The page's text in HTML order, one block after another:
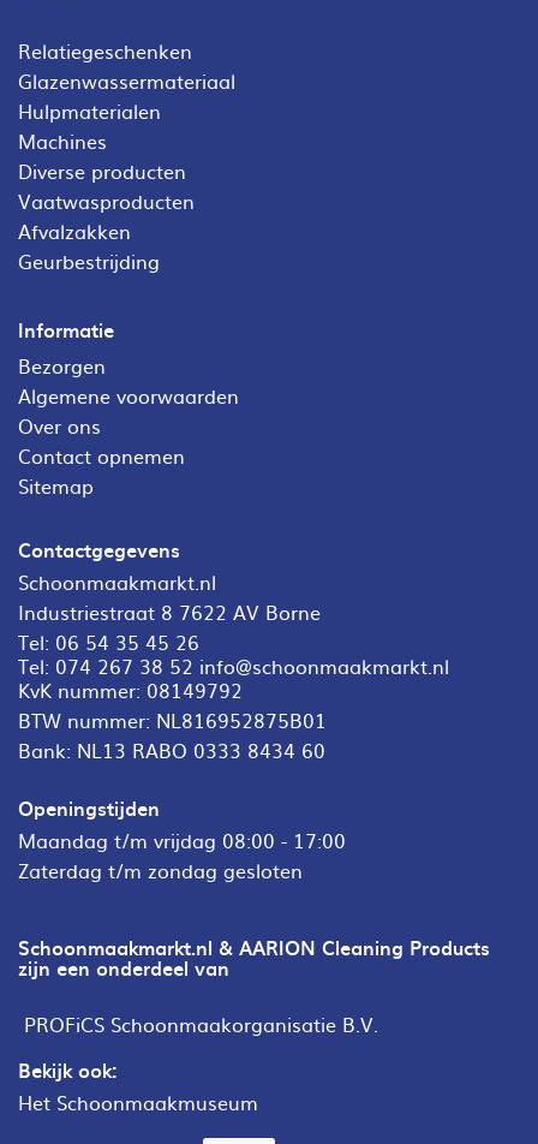
Relatiegeschenken
Glazenwassermateriaal
Hulpmaterialen
Machines
Diverse producten
Vaatwasproducten
Afvalzakken
Geurbestrijding
Informatie
Bezorgen
Algemene voorwaarden
Over ons
Contact opnemen
Sitemap
Contactgegevens
Schoonmaakmarkt.nl
Industriestraat 8 7622 AV Borne
Tel: 06 54 35 45 26
Tel: 074 267 38 52 info@schoonmaakmarkt.nl
KvK nummer: 08149792
BTW nummer: NL816952875B01
Bank: NL13 RABO 0333 8434 60
Openingstijden
Maandag t/m vrijdag 08:00 - 17:00
Zaterdag t/m zondag gesloten
Schoonmaakmarkt.nl & AARION Cleaning Products
zijn een onderdeel van
PROFiCS Schoonmaakorganisatie B.V.
Bekijk ook:
Het Schoonmaakmuseum